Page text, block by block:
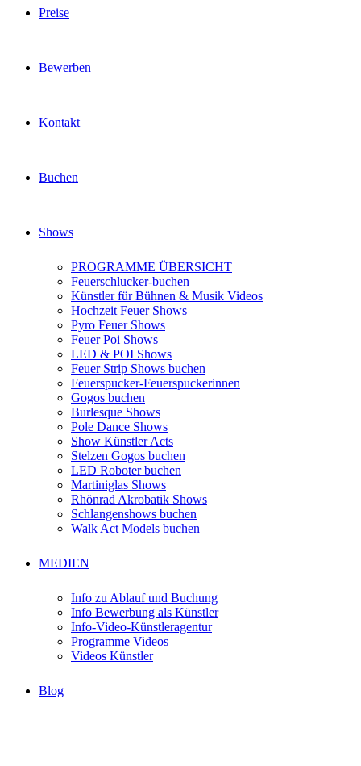
Preise
Bewerben
Kontakt
Buchen
Shows
PROGRAMME ÜBERSICHT
Feuerschlucker-buchen
Künstler für Bühnen & Musik Videos
Hochzeit Feuer Shows
Pyro Feuer Shows
Feuer Poi Shows
LED & POI Shows
Feuer Strip Shows buchen
Feuerspucker-Feuerspuckerinnen
Gogos buchen
Burlesque Shows
Pole Dance Shows
Show Künstler Acts
Stelzen Gogos buchen
LED Roboter buchen
Martiniglas Shows
Rhönrad Akrobatik Shows
Schlangenshows buchen
Walk Act Models buchen
MEDIEN
Info zu Ablauf und Buchung
Info Bewerbung als Künstler
Info-Video-Künstleragentur
Programme Videos
Videos Künstler
Blog